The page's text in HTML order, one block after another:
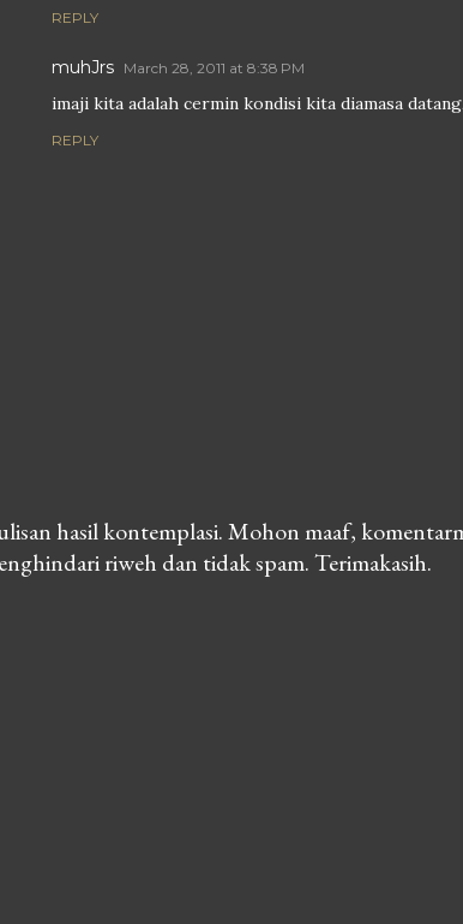
REPLY
muhJrs March 28, 2011 at 8:38 PM
imaji kita adalah cermin kondisi kita diamasa
REPLY
hasil kontemplasi. Mohon maaf,
riweh dan tidak spam. Terimakasih.